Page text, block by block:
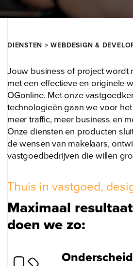
DIENSTEN >WEBDESIGN &
Jouw business of project wordt
met een effectieve en originele
OGonline. Met onze
technologieën gaan we voor
meer traffic, meer business en
Onze diensten en producten
de wensen van makelaars,
vastgoedbedrijven die willen
Thuis in vastgoed,
Maximaal
doen we zo: